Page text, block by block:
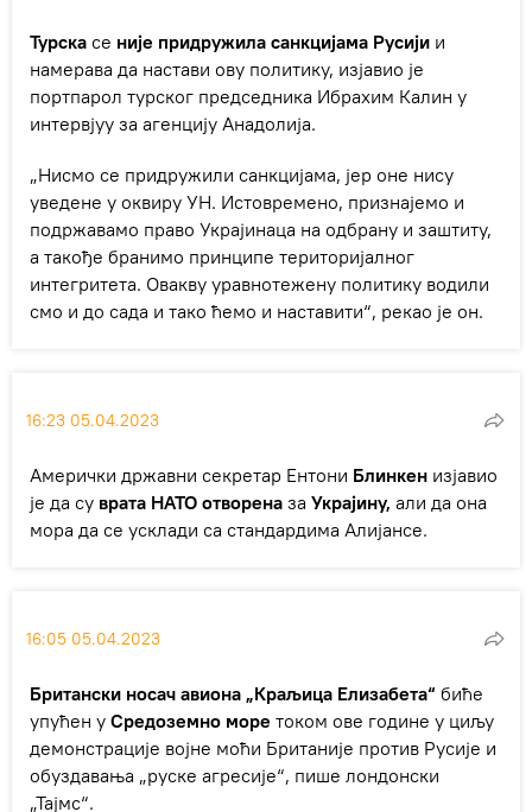
Турска се није придружила санкцијама Русији и
намерава да настави ову политику, изјавио је
портпарол турског председника Ибрахим Калин у
интервјуу за агенцију Анадолија.
„Нисмо се придружили санкцијама, јер оне нису
уведене у оквиру УН. Истовремено, признајемо и
подржавамо право Украјинаца на одбрану и заштиту,
а такође бранимо принципе територијалног
интегритета. Овакву уравнотежену политику водили
смо и до сада и тако ћемо и наставити“, рекао је он.
16:23 05.04.2023
Амерички државни секретар Ентони Блинкен изјавио
је да су врата НАТО отворена за Украјину, али да она
мора да се усклади са стандардима Алијансе.
16:05 05.04.2023
Британски носач авиона „Краљица Елизабета“ биће
упућен у Средоземно море током ове године у циљу
демонстрације војне моћи Британије против Русије и
обуздавања „руске агресије“, пише лондонски
„Тајмс“.